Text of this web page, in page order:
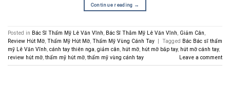
Continue reading →
Posted in Bác Sĩ Thẩm Mỹ Lê Văn Vĩnh, Bác Sĩ Thẫm Mỹ Lê Văn Vĩnh, Giảm Cân,
Review Hút Mỡ, Thẩm Mỹ Hút Mỡ, Thẩm Mỹ Vùng Cánh Tay Tagged Bác Bác sĩ thẩm
mỹ Lê Văn Vĩnh, cánh tay thiên nga, giảm cân, hút mỡ, hút mỡ bắp tay, hút mỡ cánh tay,
review hút mỡ, thẩm mỹ hút mỡ, thẩm mỹ vùng cánh tay Leave a comment